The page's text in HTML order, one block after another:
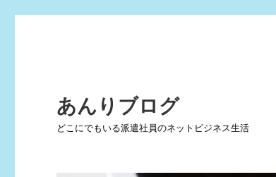
あんりブログ
どこにでもいる派遣社員のネットビジネス生活